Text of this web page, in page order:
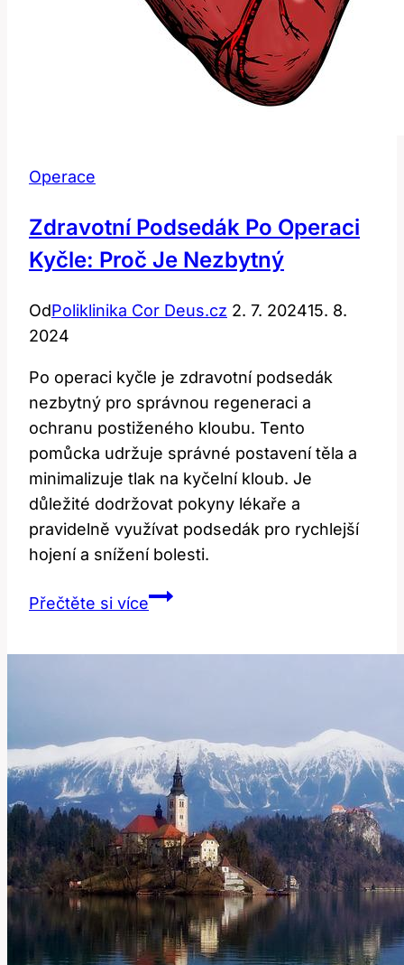
Operace
Zdravotní Podsedák Po Operaci
Kyčle: Proč Je Nezbytný
OdPoliklinika Cor Deus.cz 2. 7. 202415. 8.
2024
Po operaci kyčle je zdravotní podsedák
nezbytný pro správnou regeneraci a
ochranu postiženého kloubu. Tento
pomůcka udržuje správné postavení těla a
minimalizuje tlak na kyčelní kloub. Je
důležité dodržovat pokyny lékaře a
pravidelně využívat podsedák pro rychlejší
hojení a snížení bolesti.
Přečtěte si víceZdravotní
je
nezbytný